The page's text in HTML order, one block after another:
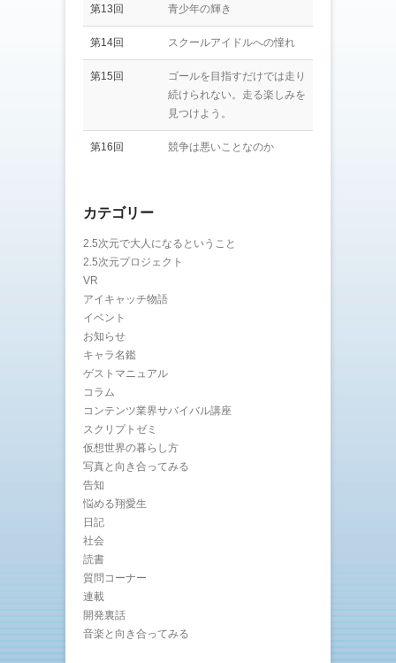
第13回 青少年の輝き
第14回 スクールアイドルへの憧れ
第15回
ゴールを目指すだけでは走り
続けられない。走る楽しみを
見つけよう。
第16回 競争は悪いことなのか
カテゴリー
2.5次元で大人になるということ
2.5次元プロジェクト
VR
アイキャッチ物語
イベント
お知らせ
キャラ名鑑
ゲストマニュアル
コラム
コンテンツ業界サバイバル講座
スクリプトゼミ
仮想世界の暮らし方
写真と向き合ってみる
告知
悩める翔愛生
日記
社会
読書
質問コーナー
連載
開発裏話
音楽と向き合ってみる